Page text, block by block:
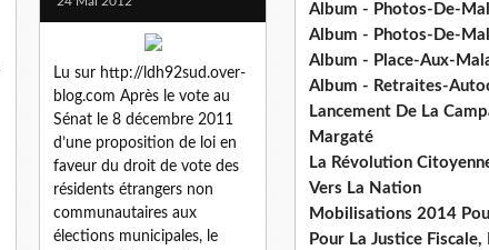
Lu sur http://ldh92sud.over-
blog.com Après le vote au
Sénat le 8 décembre 2011
d’une proposition de loi en
faveur du droit de vote des
résidents étrangers non
communautaires aux
élections municipales, le
Album - Photos-De-
Album - Photos-De-
Album - Place-Aux-
Album - Retraites-
Lancement De La
Margaté
La Révolution
Vers La Nation
Mobilisations 2014
Pour La Justice